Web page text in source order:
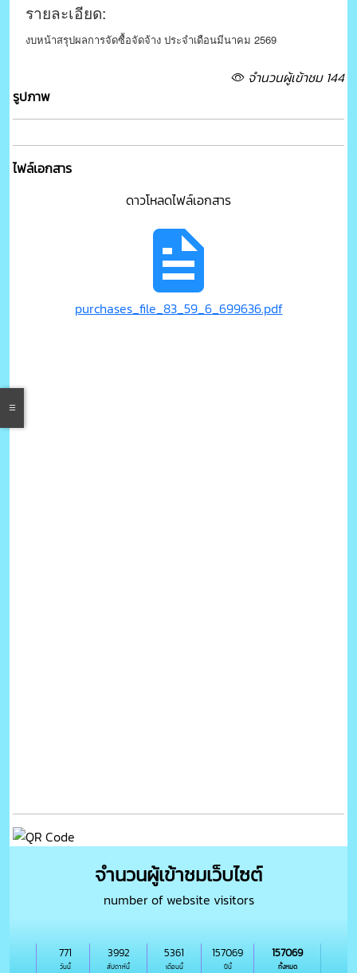
รายละเอียด:
งบหน้าสรุปผลการจัดซื้อจัดจ้าง ประจำเดือนมีนาคม 2569
จำนวนผู้เข้าชม 144
รูปภาพ
ไฟล์เอกสาร
ดาวโหลดไฟล์เอกสาร
purchases_file_83_59_6_699636.pdf
จำนวนผู้เข้าชมเว็บไซต์
number of website visitors
วันนี้
771
สัปดาห์นี้
3992
เดือนนี้
5361
ปีนี้
157069
ทั้งหมด
157069